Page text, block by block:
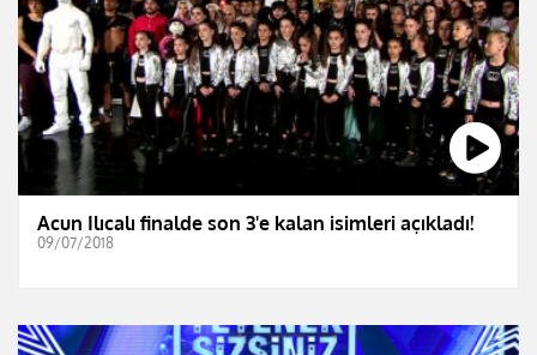
Acun Ilıcalı finalde son 3'e kalan isimleri açıkladı!
09/07/2018